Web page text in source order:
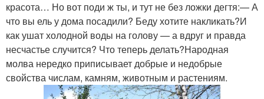
красота… Но вот поди ж ты, и тут не без ложки дегтя:— А
что вы ель у дома посадили? Беду хотите накликать?И
как ушат холодной воды на голову — а вдруг и правда
несчастье случится? Что теперь делать?Народная
молва нередко приписывает добрые и недобрые
свойства числам, камням, животным и растениям.